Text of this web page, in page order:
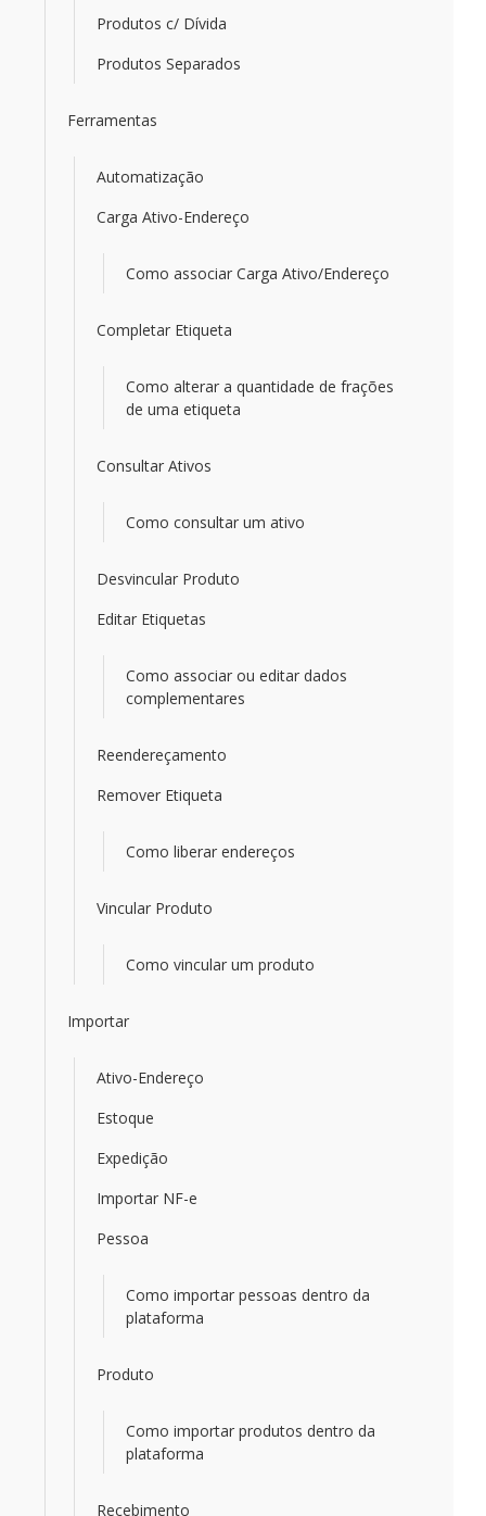
Produtos c/ Dívida
Produtos Separados
Ferramentas
Automatização
Carga Ativo-Endereço
Como associar Carga Ativo/Endereço
Completar Etiqueta
Como alterar a quantidade de frações
de uma etiqueta
Consultar Ativos
Como consultar um ativo
Desvincular Produto
Editar Etiquetas
Como associar ou editar dados
complementares
Reendereçamento
Remover Etiqueta
Como liberar endereços
Vincular Produto
Como vincular um produto
Importar
Ativo-Endereço
Estoque
Expedição
Importar NF-e
Pessoa
Como importar pessoas dentro da
plataforma
Produto
Como importar produtos dentro da
plataforma
Recebimento